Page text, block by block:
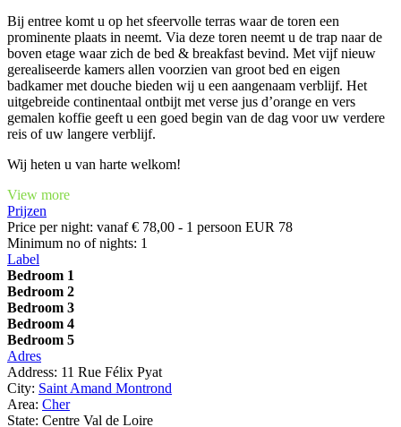
Bij entree komt u op het sfeervolle terras waar de toren een
prominente plaats in neemt. Via deze toren neemt u de trap naar de
boven etage waar zich de bed & breakfast bevind. Met vijf nieuw
gerealiseerde kamers allen voorzien van groot bed en eigen
badkamer met douche bieden wij u een aangenaam verblijf. Het
uitgebreide continentaal ontbijt met verse jus d’orange en vers
gemalen koffie geeft u een goed begin van de dag voor uw verdere
reis of uw langere verblijf.
Wij heten u van harte welkom!
View more
Prijzen
Price per night: vanaf € 78,00 - 1 persoon EUR 78
Minimum no of nights: 1
Label
Bedroom 1
Bedroom 2
Bedroom 3
Bedroom 4
Bedroom 5
Adres
Address: 11 Rue Félix Pyat
City: Saint Amand Montrond
Area: Cher
State: Centre Val de Loire